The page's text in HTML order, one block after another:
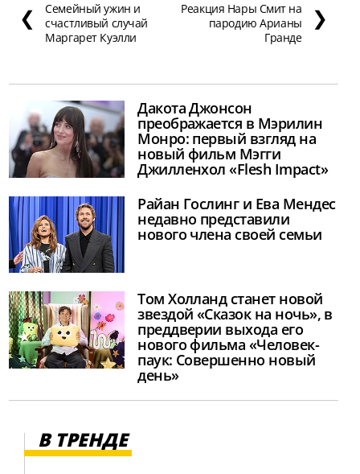
❮
Семейный ужин и
счастливый случай
Маргарет Куэлли
Реакция Нары Смит на
пародию Арианы
Гранде
❯
Дакота Джонсон
преображается в Мэрилин
Монро: первый взгляд на
новый фильм Мэгги
Джилленхол «Flesh Impact»
Райан Гослинг и Ева Мендес
недавно представили
нового члена своей семьи
Том Холланд станет новой
звездой «Сказок на ночь», в
преддверии выхода его
нового фильма «Человек-
паук: Совершенно новый
день»
В ТРЕНДЕ